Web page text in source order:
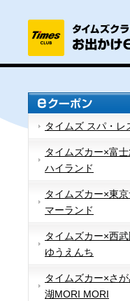
タイムズ スパ・レ
タイムズカー×富士
ハイランド
タイムズカー×東
マーランド
タイムズカー×西武
ゆうえんち
タイムズカー×さ
湖MORI MORI